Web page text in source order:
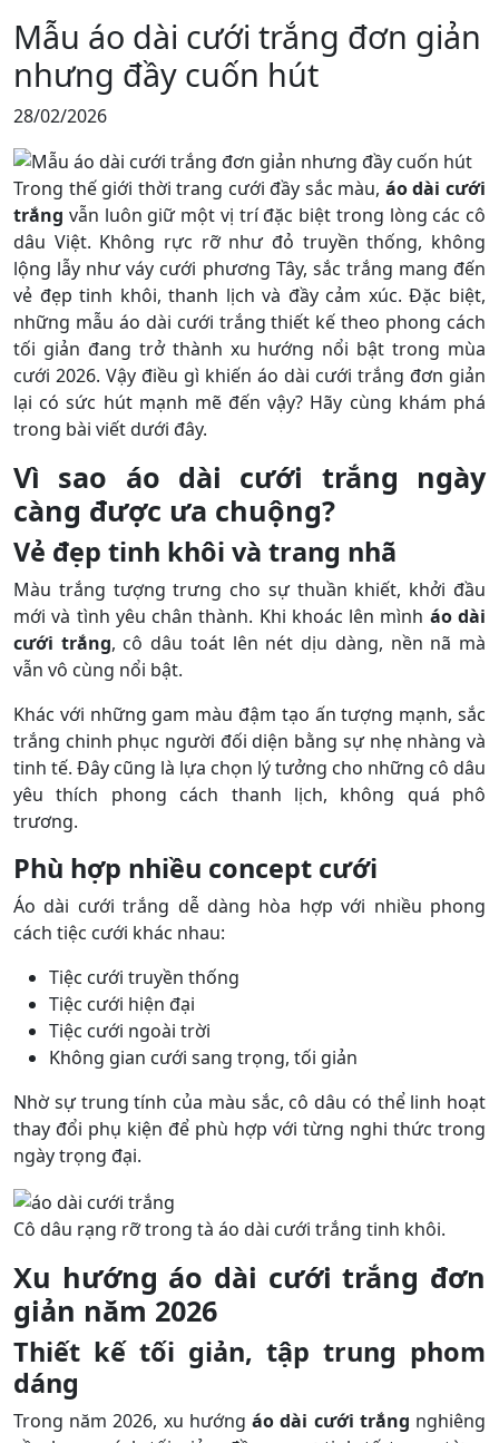
Mẫu áo dài cưới trắng đơn giản
nhưng đầy cuốn hút
28/02/2026
Trong thế giới thời trang cưới đầy sắc màu, áo dài cưới
trắng vẫn luôn giữ một vị trí đặc biệt trong lòng các cô
dâu Việt. Không rực rỡ như đỏ truyền thống, không
lộng lẫy như váy cưới phương Tây, sắc trắng mang đến
vẻ đẹp tinh khôi, thanh lịch và đầy cảm xúc. Đặc biệt,
những mẫu áo dài cưới trắng thiết kế theo phong cách
tối giản đang trở thành xu hướng nổi bật trong mùa
cưới 2026. Vậy điều gì khiến áo dài cưới trắng đơn giản
lại có sức hút mạnh mẽ đến vậy? Hãy cùng khám phá
trong bài viết dưới đây.
Vì sao áo dài cưới trắng ngày
càng được ưa chuộng?
Vẻ đẹp tinh khôi và trang nhã
Màu trắng tượng trưng cho sự thuần khiết, khởi đầu
mới và tình yêu chân thành. Khi khoác lên mình áo dài
cưới trắng, cô dâu toát lên nét dịu dàng, nền nã mà
vẫn vô cùng nổi bật.
Khác với những gam màu đậm tạo ấn tượng mạnh, sắc
trắng chinh phục người đối diện bằng sự nhẹ nhàng và
tinh tế. Đây cũng là lựa chọn lý tưởng cho những cô dâu
yêu thích phong cách thanh lịch, không quá phô
trương.
Phù hợp nhiều concept cưới
Áo dài cưới trắng dễ dàng hòa hợp với nhiều phong
cách tiệc cưới khác nhau:
Tiệc cưới truyền thống
Tiệc cưới hiện đại
Tiệc cưới ngoài trời
Không gian cưới sang trọng, tối giản
Nhờ sự trung tính của màu sắc, cô dâu có thể linh hoạt
thay đổi phụ kiện để phù hợp với từng nghi thức trong
ngày trọng đại.
Cô dâu rạng rỡ trong tà áo dài cưới trắng tinh khôi.
Xu hướng áo dài cưới trắng đơn
giản năm 2026
Thiết kế tối giản, tập trung phom
dáng
Trong năm 2026, xu hướngáo dài cưới trắng nghiêng